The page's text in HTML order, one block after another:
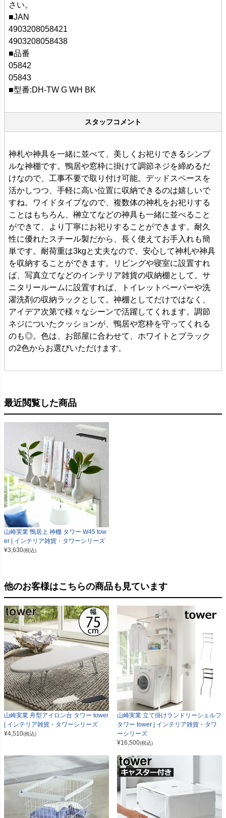
さい。
■JAN
4903208058421
4903208058438
■品番
05842
05843
■型番:DH-TW G WH BK
スタッフコメント
神札や神具を一緒に並べて、美しくお祀りできるシンプ
ルな神棚です。鴨居や窓枠に掛けて調節ネジを締めるだ
けなので、工事不要で取り付け可能。デッドスペースを
活かしつつ、手軽に高い位置に収納できるのは嬉しいで
すね。ワイドタイプなので、複数体の神札をお祀りする
ことはもちろん、榊立てなどの神具も一緒に並べること
ができて、より丁寧にお祀りすることができます。耐久
性に優れたスチール製だから、長く使えてお手入れも簡
単です。耐荷重は3kgと丈夫なので、安心して神札や神具
を収納することができます。リビングや寝室に設置すれ
ば、写真立てなどのインテリア雑貨の収納棚として。サ
ニタリールームに設置すれば、トイレットペーパーや洗
濯洗剤の収納ラックとして。神棚としてだけではなく、
アイデア次第で様々なシーンで活躍してくれます。調節
ネジについたクッションが、鴨居や窓枠を守ってくれる
のも◎。色は、お部屋に合わせて、ホワイトとブラック
の2色からお選びいただけます。
最近閲覧した商品
山崎実業 鴨居上 神棚 タワー W45 tow
er | インテリア雑貨・タワーシリーズ
¥3,630(税込)
他のお客様はこちらの商品も見ています
山崎実業 舟型アイロン台 タワー tower
| インテリア雑貨・タワーシリーズ
¥4,510(税込)
山崎実業 立て掛けランドリーシェルフ
タワー tower | インテリア雑貨・タワ
ーシリーズ
¥16,500(税込)